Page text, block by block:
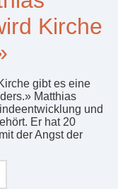
Kirche
gibt es eine
Matthias
und
Er hat 20
der Angst der